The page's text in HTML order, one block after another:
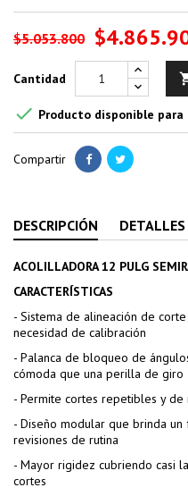
$5.053.800
Cantidad
 Producto disponible para
Compartir
DESCRIPCIÓN
ACOLILLADORA 12 PULG
CARACTERÍSTICAS
- Sistema de alineación de
necesidad de calibración
- Palanca de bloqueo de
cómoda que una perilla de giro
- Permite cortes repetibles y de
- Diseño modular que brinda
revisiones de rutina
- Mayor rigidez cubriendo casi
cortes